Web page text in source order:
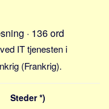
· 136 ord
IT tjenesten i
(Frankrig).
Steder *)